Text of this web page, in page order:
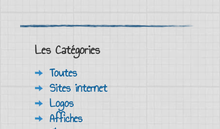
Les Catégories
Toutes
Sites internet
Logos
Affiches